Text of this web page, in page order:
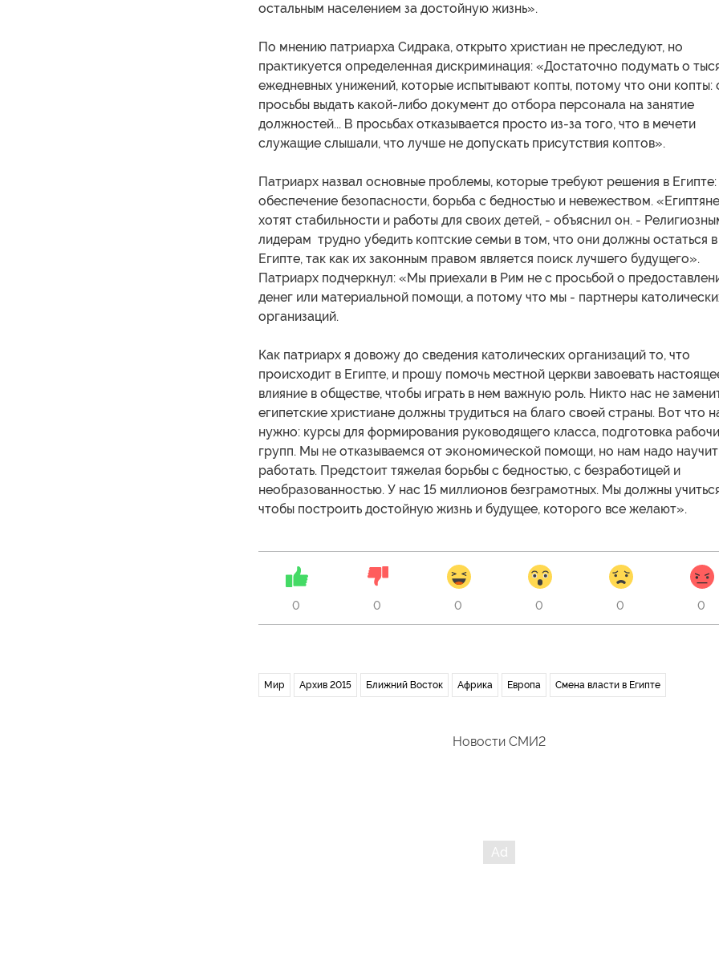
остальным населением за достойную жизнь».
По мнению патриарха Сидрака, открыто христиан не преследуют, но
практикуется определенная дискриминация: «Достаточно подумать о
ежедневных унижений, которые испытывают копты, потому что они копты:
просьбы выдать какой-либо документ до отбора персонала на занятие
должностей... В просьбах отказывается просто из-за того, что в мечети
служащие слышали, что лучше не допускать присутствия коптов».
Патриарх назвал основные проблемы, которые требуют решения в Египте:
обеспечение безопасности, борьба с бедностью и невежеством. «Египтяне
хотят стабильности и работы для своих детей, - объяснил он. -
лидерам трудно убедить коптские семьи в том, что они должны остаться в
Египте, так как их законным правом является поиск лучшего будущего».
Патриарх подчеркнул: «Мы приехали в Рим не с просьбой о
денег или материальной помощи, а потому что мы - партнеры
организаций.
Как патриарх я довожу до сведения католических организаций то, что
происходит в Египте, и прошу помочь местной церкви завоевать
влияние в обществе, чтобы играть в нем важную роль. Никто нас не
египетские христиане должны трудиться на благо своей страны. Вот что
нужно: курсы для формирования руководящего класса, подготовка
групп. Мы не отказываемся от экономической помощи, но нам надо
работать. Предстоит тяжелая борьбы с бедностью, с безработицей и
необразованностью. У нас 15 миллионов безграмотных. Мы должны
чтобы построить достойную жизнь и будущее, которого все желают».
0 0 0 0 0 0
Мир Архив 2015 Ближний Восток Африка Европа Смена власти в Египте
Новости СМИ2